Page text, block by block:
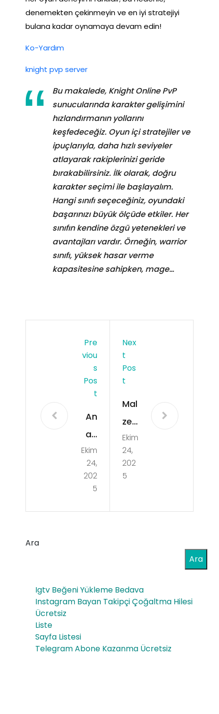
denemekten çekinmeyin ve en iyi stratejiyi
bulana kadar oynamaya devam edin!
Ko-Yardım
knight pvp server
Bu makalede, Knight Online PvP
sunucularında karakter gelişimini
hızlandırmanın yollarını
keşfedeceğiz. Oyun içi stratejiler ve
ipuçlarıyla, daha hızlı seviyeler
atlayarak rakiplerinizi geride
bırakabilirsiniz. İlk olarak, doğru
karakter seçimi ile başlayalım.
Hangi sınıfı seçeceğiniz, oyundaki
başarınızı büyük ölçüde etkiler. Her
sınıfın kendine özgü yetenekleri ve
avantajları vardır. Örneğin, warrior
sınıfı, yüksek hasar verme
kapasitesine sahipken, mage…
Pre
Viou
S
Pos
T
An
ab
olik
Ste
roi
Kas
Yo
luğ
Ekim
24,
202
5
Nex
T
Pos
T
Mal
ze
me
Dol
apl
da
di
Ger
Ekim
24,
202
5
Ara
Ara
Igtv Beğeni Yükleme Bedava
Instagram Bayan Takipçi Çoğaltma Hilesi
Ücretsiz
Liste
Sayfa Listesi
Telegram Abone Kazanma Ücretsiz